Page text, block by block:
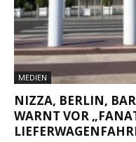
MEDIEN
NIZZA, BERLIN,
WARNT VOR